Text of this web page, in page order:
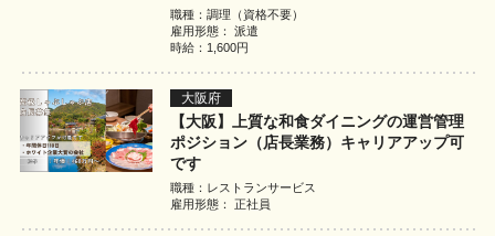
職種：調理（資格不要）
雇用形態： 派遣
時給：1,600円
大阪府
【大阪】上質な和食ダイニングの運営管理
ポジション（店長業務）キャリアアップ可
です
職種：レストランサービス
雇用形態： 正社員